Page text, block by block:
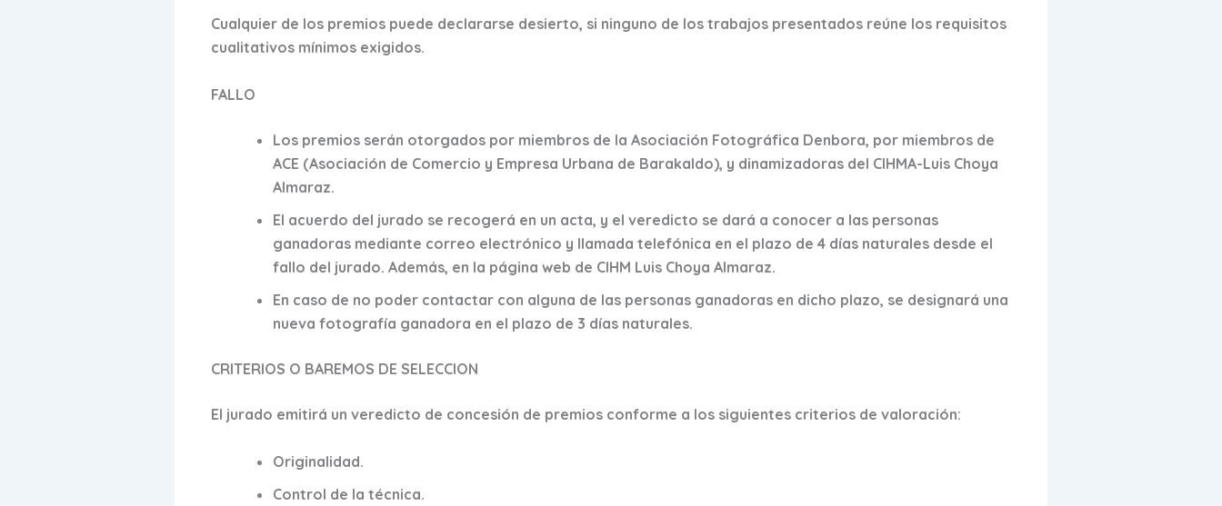
Cualquier de los premios puede declararse desierto, si ninguno de los trabajos presentados reúne los requisitos
cualitativos mínimos exigidos.
FALLO
Los premios serán otorgados por miembros de la Asociación Fotográfica Denbora, por miembros de
ACE (Asociación de Comercio y Empresa Urbana de Barakaldo), y dinamizadoras del CIHMA-Luis Choya
Almaraz.
El acuerdo del jurado se recogerá en un acta, y el veredicto se dará a conocer a las personas
ganadoras mediante correo electrónico y llamada telefónica en el plazo de 4 días naturales desde el
fallo del jurado. Además, en la página web de CIHM Luis Choya Almaraz.
En caso de no poder contactar con alguna de las personas ganadoras en dicho plazo, se designará una
nueva fotografía ganadora en el plazo de 3 días naturales.
CRITERIOS O BAREMOS DE SELECCION
El jurado emitirá un veredicto de concesión de premios conforme a los siguientes criterios de valoración:
Originalidad.
Control de la técnica.